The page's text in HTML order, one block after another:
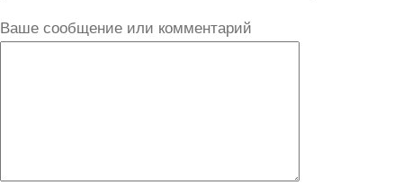
Ваше сообщение или комментарий